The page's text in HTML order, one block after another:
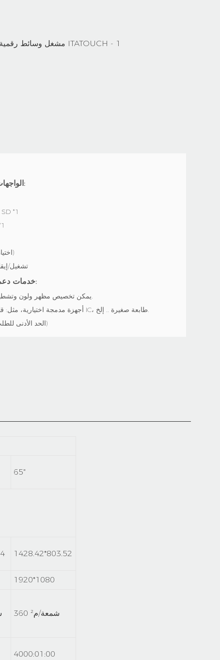
الواجهات القياسية:
قارئ بطاقة SD *1
VGA*1 (اختياري)
تشغيل/
خدمات دعم مخصصة:
يمكن تخصيص مظهر ولون وتشطيب الأكشاك.
أجهزة مدمجة اختيارية، مثل: قارئ بطاقات IC، طابعة صغيرة .. إلخ.
(الحد الأدنى للطلب: 10 قطع)
65"
1428.42*803.52
1920*1080
360 شمعة/م²
4000:01:00